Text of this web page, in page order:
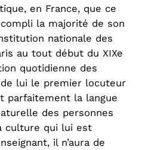
en France, que ce
la majorité de son
nationale des
au tout début du XIXe
quotidienne des
lui le premier locuteur
parfaitement la langue
des personnes
culture qui lui est
il n’aura de